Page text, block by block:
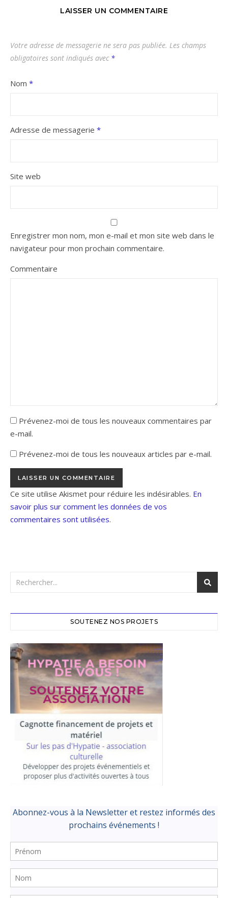
LAISSER UN COMMENTAIRE
Votre adresse de messagerie ne sera pas publiée. Les champs
obligatoires sont indiqués avec *
Nom *
Adresse de messagerie *
Site web
Enregistrer mon nom, mon e-mail et mon site web dans le
navigateur pour mon prochain commentaire.
Commentaire
Prévenez-moi de tous les nouveaux commentaires par
e-mail.
Prévenez-moi de tous les nouveaux articles par e-mail.
Ce site utilise Akismet pour réduire les indésirables. En
savoir plus sur comment les données de vos
commentaires sont utilisées.
SOUTENEZ NOS PROJETS